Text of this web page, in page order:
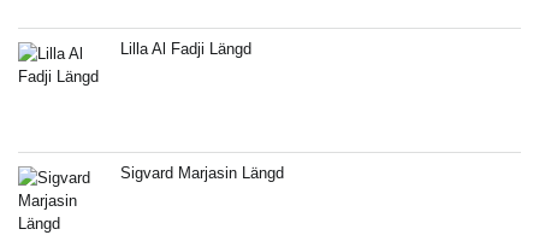
Lilla Al Fadji Längd
Sigvard Marjasin Längd